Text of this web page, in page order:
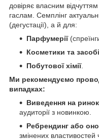
довіряє власним
гаслам. Семплінг
(дегустації), а й для:
Парфумерії
Косметики та
Побутової хімії.
Ми рекомендуємо
випадках:
Виведення на
аудиторії з новинкою.
Ребрендинг або
змінених